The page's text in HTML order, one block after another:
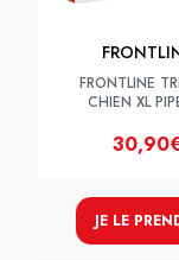
FRONTLINE
CHIEN XL
JE LE